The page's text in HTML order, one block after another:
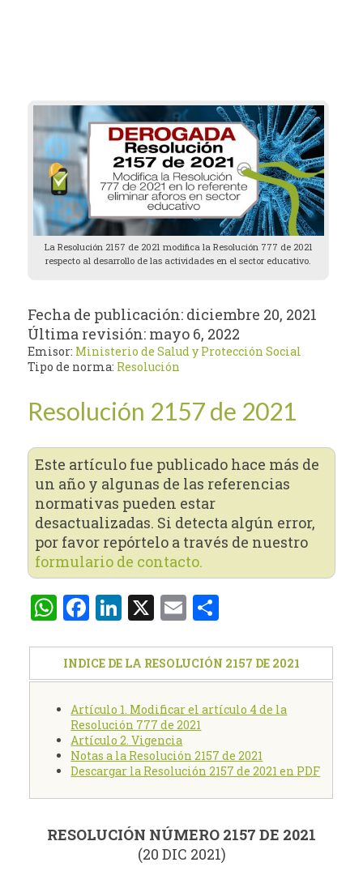
La Resolución 2157 de 2021 modifica la Resolución 777 de 2021
respecto al desarrollo de las actividades en el sector educativo.
Fecha de publicación: diciembre 20, 2021
Última revisión: mayo 6, 2022
Emisor: Ministerio de Salud y Protección Social
Tipo de norma: Resolución
Resolución 2157 de 2021
Este artículo fue publicado hace más de
un año y algunas de las referencias
normativas pueden estar
desactualizadas. Si detecta algún error,
por favor repórtelo a través de nuestro
formulario de contacto.
WhatsApp
Facebook
LinkedIn
X Email
INDICE DE LA RESOLUCIÓN 2157 DE 2021
Artículo 1. Modificar el artículo 4 de la
Resolución 777 de 2021
Artículo 2. Vigencia
Notas a la Resolución 2157 de 2021
Descargar la Resolución 2157 de 2021 en PDF
RESOLUCIÓN NÚMERO 2157 DE 2021
(20 DIC 2021)